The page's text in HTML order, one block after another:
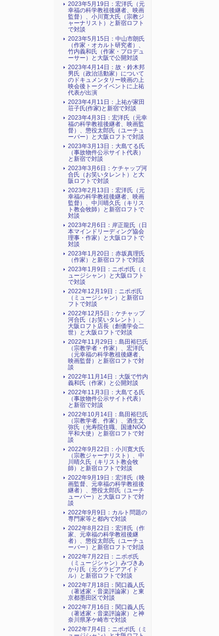
2023年5月19日：宏洋氏（元
幸福の科学教祖後継者、映画
監督）、小川寛大氏（宗教ジ
ャーナリスト）と新宿ロフト
で対談
2023年5月15日：中山市朗氏
（作家・オカルト研究者）、
竹内義和氏（作家・プロデュ
ーサー）と大阪で公開対談
2023年4月14日：故・鈴木邦
男氏（政治活動家）について
のドキュメンタリー映画の上
映会後トークイベントに上祐
代表が出演
2023年4月11日：上祐が家田
荘子氏(作家)と新宿で対談
2023年4月3日：宏洋氏（元幸
福の科学教祖後継者、映画監
督）、懲役太郎氏（ユーチュ
ーバー）と大阪ロフトで対談
2023年3月13日：大島てる氏
（事故物件公示サイト代表）
と新宿で対談
2023年3月6日：ケチャップ河
合氏（お笑いタレント）と大
阪ロフトで対談
2023年2月13日：宏洋氏（元
幸福の科学教祖後継者、映画
監督）、中川晴久氏（キリス
ト教会牧師）と新宿ロフトで
対談
2023年2月6日：岸正龍氏（日
本マインドリーディング協会
理事・作家）と大阪ロフトで
対談
2023年1月20日：赤坂真理氏
（作家）と新宿ロフトで対談
2023年1月9日：ニポポ氏（ミ
ュージシャン）と大阪ロフト
で対談
2022年12月19日：ニポポ氏
（ミュージシャン）と新宿ロ
フトで対談
2022年12月5日：ケチャップ
河合氏（お笑いタレント）、
大阪ロフト店長（創価学会二
世）と大阪ロフトで対談
2022年11月29日：島田裕巳氏
（宗教学者・作家）、宏洋氏
（元幸福の科学教祖後継者、
映画監督）と新宿ロフトで対
談
2022年11月14日：大阪で竹内
義和氏（作家）と公開対談
2022年11月3日：大島てる氏
（事故物件公示サイト代表）
と新宿で対談
2022年10月14日：島田裕巳氏
（宗教学者、作家）、酒生文
弥氏（光寿院住職、国連NGO
平和大使）と新宿ロフトで対
談
2022年9月22日：小川寛大氏
（宗教ジャーナリスト）、中
川晴久氏（キリスト教会牧
師）と新宿ロフトで対談
2022年9月19日：宏洋氏（映
画監督、元幸福の科学教祖後
継者）、懲役太郎氏（ユーチ
ューバー）と大阪ロフトで対
談
2022年9月9日：カルト問題の
専門家等と都内で対談
2022年8月22日：宏洋氏（作
家、元幸福の科学教祖後継
者）、懲役太郎氏（ユーチュ
ーバー）と新宿ロフトで対談
2022年7月22日：ニポポ氏
（ミュージシャン）みづきあ
かり氏（元グラビアアイド
ル）と新宿ロフトで対談
2022年7月18日：関口義人氏
（著述家・音楽評論家）と東
京都墨田区で対談
2022年7月16日：関口義人氏
（著述家・音楽評論家）と神
奈川県茅ケ崎市で対談
2022年7月4日：ニポポ氏（ミ